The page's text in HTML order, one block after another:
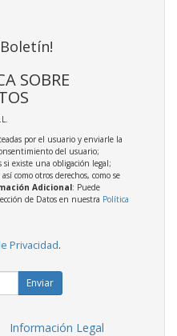
SOBRE
por el usuario y enviarle la
del usuario;
si existe una obligación legal;
como otros derechos, como se
Adicional: Puede
de Datos en nuestra Política
Privacidad.
Enviar
Información Legal